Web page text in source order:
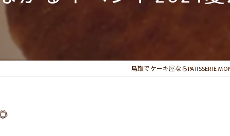
鳥取でケーキ屋ならPATISSERIE